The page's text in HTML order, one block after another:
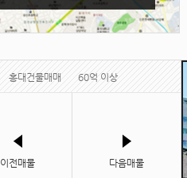
홍대건물매매 60억 이상
이전매물 다음매물